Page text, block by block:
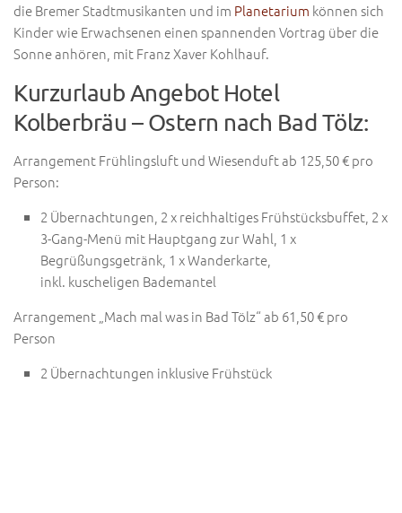
die Bremer Stadtmusikanten und im Planetarium können sich
Kinder wie Erwachsenen einen spannenden Vortrag über die
Sonne anhören, mit Franz Xaver Kohlhauf.
Kurzurlaub Angebot Hotel
Kolberbräu – Ostern nach Bad Tölz:
Arrangement Frühlingsluft und Wiesenduft ab 125,50 € pro
Person:
2 Übernachtungen, 2 x reichhaltiges Frühstücksbuffet, 2 x
3-Gang-Menü mit Hauptgang zur Wahl, 1 x
Begrüßungsgetränk, 1 x Wanderkarte,
inkl. kuscheligen Bademantel
Arrangement „Mach mal was in Bad Tölz“ ab 61,50 € pro
Person
2 Übernachtungen inklusive Frühstück